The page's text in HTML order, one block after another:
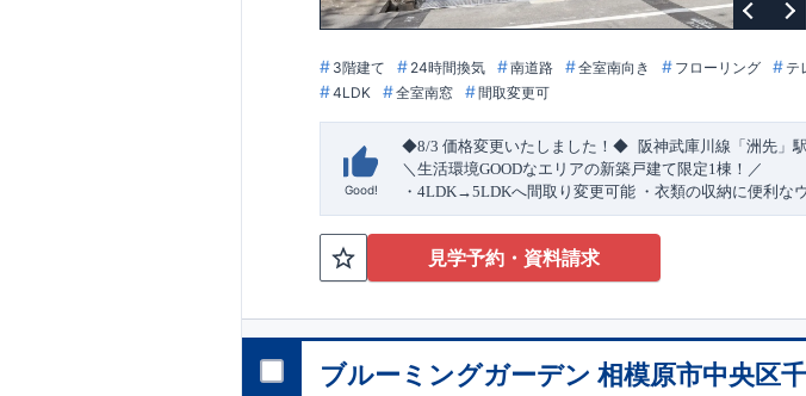
3階建て 24時間換気 南道路 全室南向き フローリング テ
4LDK
全室南窓 間取変更可
Good!
◆8/3 価格変更いたしました！◆​ 阪神武庫川線 「洲先」
＼生活環境GOODなエリアの新築戸建て限定1棟！／
・4LDK→5LDKへ間取り変更可能 ・衣類の収納に便利な
ら行き来できる続きバルコニー ・デザインと機能性を兼
・リビング全体を見渡せる対面キッチン
・網戸11万円(税込)で設置可能！
↓クリックすると特設ページにジャンプします↓
エントランス」が受賞いたしました！ ○耐震等級最高等級
平日・休日ご内覧可能です！
見学予約・資料請求
ブルーミングガーデン 相模原市中央区